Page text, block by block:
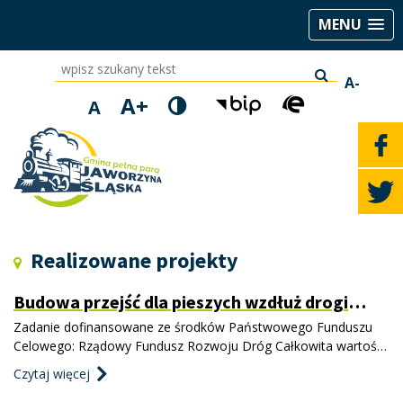
MENU
wpisz szukany tekst
A-
A A+
Realizowane projekty
Budowa przejść dla pieszych wzdłuż drogi
gminnej nr 111231D ul. Jana Pawła II w
Jaworzynie Śląskiej
Zadanie dofinansowane ze środków Państwowego Funduszu
Celowego: Rządowy Fundusz Rozwoju Dróg Całkowita wartość
inwestycji: 652 175,86 zł Kwota dofinansowania: 521 164,00 zł
Data podpisania umowy o dofinansowanie: 15.11.2023 r.
Czytaj więcej